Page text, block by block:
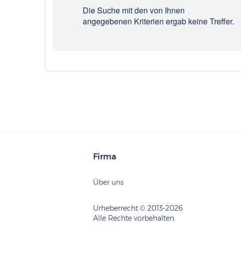
Die Suche mit den von Ihnen
angegebenen Kriterien ergab keine Treffer.
Firma
Über uns
Urheberrecht © 2013-2026
Alle Rechte vorbehalten.